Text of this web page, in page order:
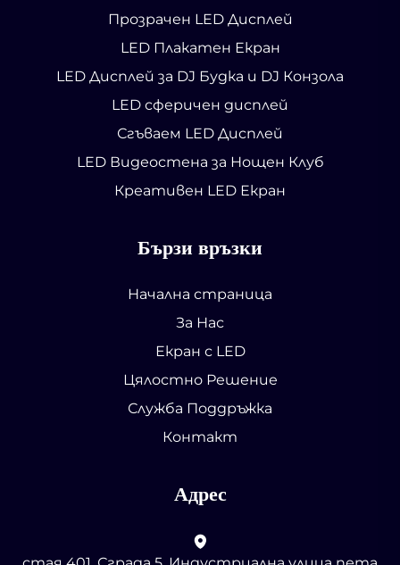
Прозрачен LED Дисплей
LED Плакатен Екран
LED Дисплей за DJ Будка и DJ Конзола
LED сферичен дисплей
Сгъваем LED Дисплей
LED Видеостена за Нощен Клуб
Креативен LED Екран
Бързи връзки
Начална страница
За Нас
Екран с LED
Цялостно Решение
Служба Поддръжка
Контакт
Адрес